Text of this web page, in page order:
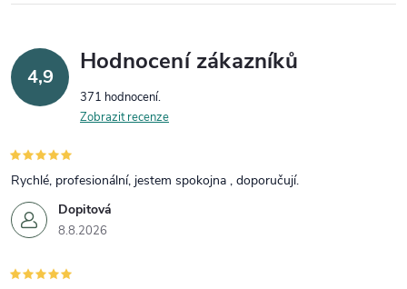
4,9
Hodnocení zákazníků
371 hodnocení
Zobrazit recenze
Dopitová
8.8.2026
Rychlé, profesionální, jestem spokojna , doporučují.